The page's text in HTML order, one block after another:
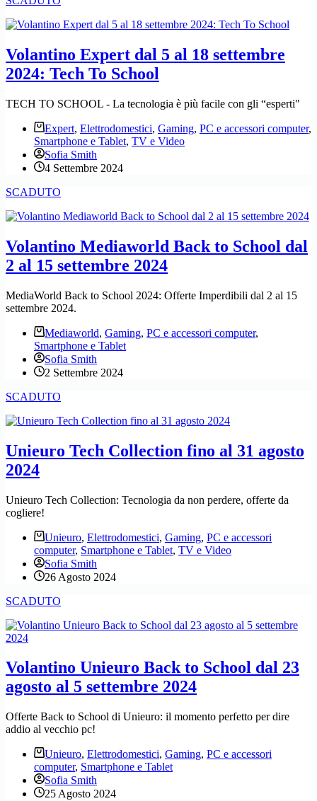
Volantino Expert dal 5 al 18 settembre
2024: Tech To School
TECH TO SCHOOL - La tecnologia è più facile con gli “esperti"
Expert, Elettrodomestici, Gaming, PC e accessori computer,
Smartphone e Tablet, TV e Video
Sofia Smith
4 Settembre 2024
SCADUTO
Volantino Mediaworld Back to School dal
2 al 15 settembre 2024
MediaWorld Back to School 2024: Offerte Imperdibili dal 2 al 15
settembre 2024.
Mediaworld, Gaming, PC e accessori computer,
Smartphone e Tablet
Sofia Smith
2 Settembre 2024
SCADUTO
Unieuro Tech Collection fino al 31 agosto
2024
Unieuro Tech Collection: Tecnologia da non perdere, offerte da
cogliere!
Unieuro, Elettrodomestici, Gaming, PC e accessori
computer, Smartphone e Tablet, TV e Video
Sofia Smith
26 Agosto 2024
SCADUTO
Volantino Unieuro Back to School dal 23
agosto al 5 settembre 2024
Offerte Back to School di Unieuro: il momento perfetto per dire
addio al vecchio pc!
Unieuro, Elettrodomestici, Gaming, PC e accessori
computer, Smartphone e Tablet
Sofia Smith
25 Agosto 2024